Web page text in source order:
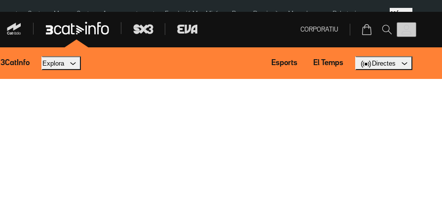
Ceuta Menors Ceuta Aparcament agost Fundació Mas Miró eBay Perpinyà Mercabarna Robatoris coure Més
CORPORATIU
3CatInfo Explora Esports El Temps Directes